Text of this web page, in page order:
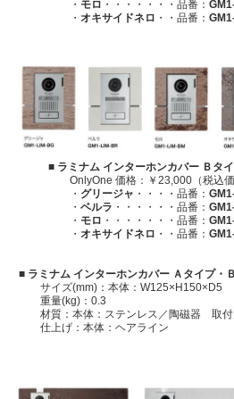
・ モロ ・・・・・・・品番：
・オキサイドネロ ・・品番：
■ ラミナム インターホンカバー Ｂタ
OnlyOne 価格：￥23,000（税込価
・ グリージャ ・・・・品番：
・ベルラ ・・・・・・品番：
・ モロ ・・・・・・・品番：
・オキサイドネロ ・・品番：
■ ラミナム インターホンカバー Ａタイプ・
サイズ(mm)：本体：
重量(kg)：0.3
材質：本体：ステンレス／陶磁器 取付
仕上げ：本体：ヘアライン